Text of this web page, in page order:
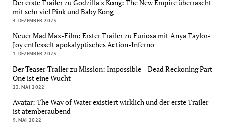
Der erste Trailer zu Godzilla x Kong: The New Empire überrascht
mit sehr viel Pink und Baby Kong
4. DEZEMBER 2023
Neuer Mad Max-Film: Erster Trailer zu Furiosa mit Anya Taylor-
Joy entfesselt apokalyptisches Action-Inferno
1. DEZEMBER 2023
Der Teaser-Trailer zu Mission: Impossible – Dead Reckoning Part
One ist eine Wucht
23. MAI 2022
Avatar: The Way of Water existiert wirklich und der erste Trailer
ist atemberaubend
9. MAI 2022